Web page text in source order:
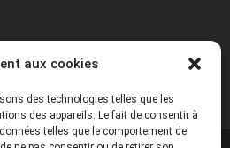
aux cookies
des technologies telles que les
des appareils. Le fait de consentir à
telles que le comportement de